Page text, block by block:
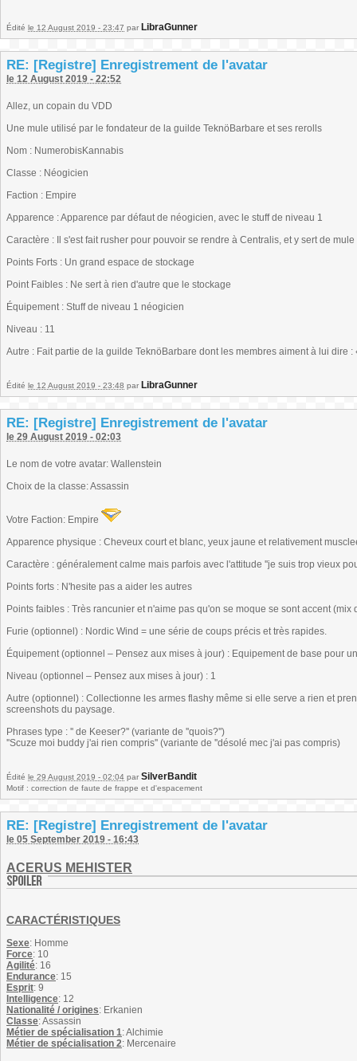
Édité le 12 August 2019 - 23:47 par LibraGunner
RE: [Registre] Enregistrement de l'avatar
le 12 August 2019 - 22:52
Allez, un copain du VDD
Une mule utilisé par le fondateur de la guilde TeknöBarbare et ses rerolls
Nom : NumerobisKannabis
Classe : Néogicien
Faction : Empire
Apparence : Apparence par défaut de néogicien, avec le stuff de niveau 1
Caractère : Il s'est fait rusher pour pouvoir se rendre à Centralis, et y sert de
Points Forts : Un grand espace de stockage
Point Faibles : Ne sert à rien d'autre que le stockage
Équipement : Stuff de niveau 1 néogicien
Niveau : 11
Autre : Fait partie de la guilde TeknöBarbare dont les membres aiment à lui dire
Édité le 12 August 2019 - 23:48 par LibraGunner
RE: [Registre] Enregistrement de l'avatar
le 29 August 2019 - 02:03
Le nom de votre avatar: Wallenstein
Choix de la classe: Assassin
Votre Faction: Empire
Apparence physique : Cheveux court et blanc, yeux jaune et relativement
Caractère : généralement calme mais parfois avec l'attitude ''je suis trop vieux
Points forts : N'hesite pas a aider les autres
Points faibles : Très rancunier et n'aime pas qu'on se moque se sont accent
Furie (optionnel) : Nordic Wind = une série de coups précis et très rapides.
Équipement (optionnel – Pensez aux mises à jour) : Equipement de base pour
Niveau (optionnel – Pensez aux mises à jour) : 1
Autre (optionnel) : Collectionne les armes flashy même si elle serve a rien et
screenshots du paysage.
Phrases type : '' de Keeser?'' (variante de ''quois?'')
''Scuze moi buddy j'ai rien compris'' (variante de ''désolé mec j'ai pas compris)
Édité le 29 August 2019 - 02:04 par SilverBandit
Motif : correction de faute de frappe et d'espacement
RE: [Registre] Enregistrement de l'avatar
le 05 September 2019 - 16:43
ACERUS MEHISTER
CARACTÉRISTIQUES
Sexe: Homme
Force: 10
Agilité: 16
Endurance: 15
Esprit: 9
Intelligence: 12
Nationalité / origines: Erkanien
Classe: Assassin
Métier de spécialisation 1: Alchimie
Métier de spécialisation 2: Mercenaire